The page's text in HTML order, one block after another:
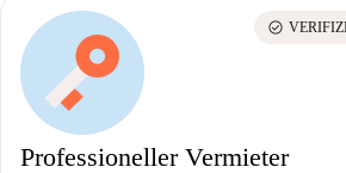
Professioneller Vermieter
check_circle